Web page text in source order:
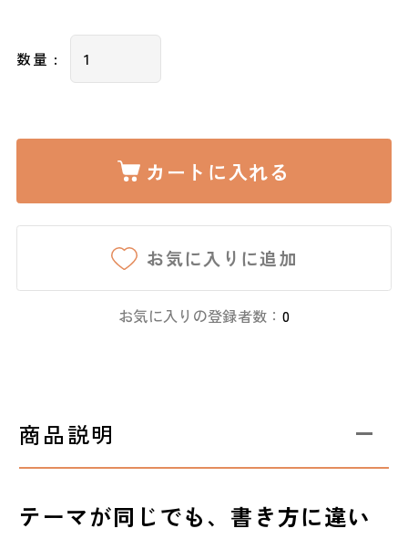
数量 :
カートに入れる
お気に入りに追加
お気に入りの登録者数： 0
商品説明
テーマが同じでも、書き方に違い